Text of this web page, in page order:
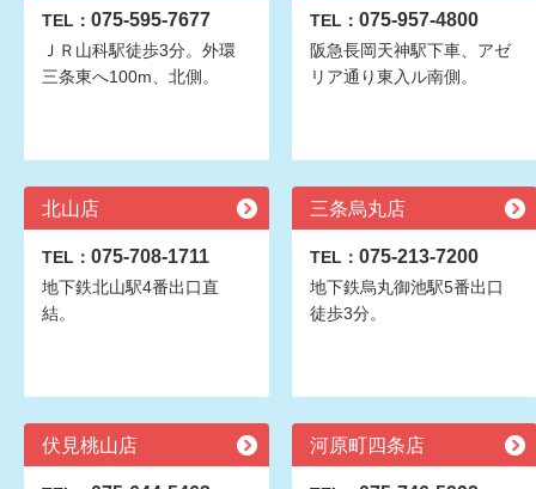
TEL： 075-595-7677
ＪＲ山科駅徒歩3分。外環
三条東へ100m、北側。
TEL： 075-957-4800
阪急長岡天神駅下車、アゼ
リア通り東入ル南側。
北山店
TEL： 075-708-1711
地下鉄北山駅4番出口直
結。
三条烏丸店
TEL： 075-213-7200
地下鉄烏丸御池駅5番出口
徒歩3分。
伏見桃山店 河原町四条店